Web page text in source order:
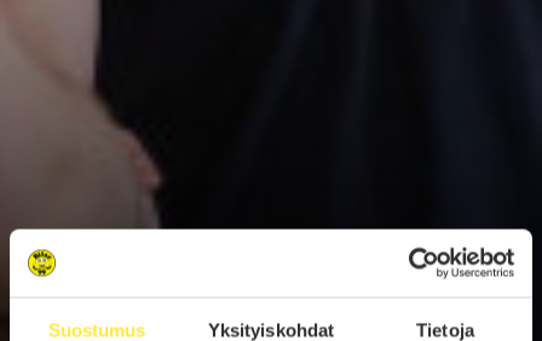
Suostumus Yksityiskohdat Tietoja